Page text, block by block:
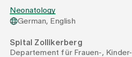
Team
Assigning
Neonatology
German, English
Spital Zollikerberg
Departement für Frauen-,